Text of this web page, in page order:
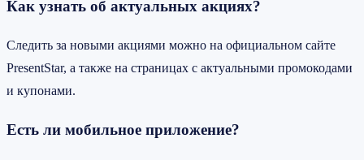
Как узнать об актуальных акциях?
Следить за новыми акциями можно на официальном сайте
PresentStar, а также на страницах с актуальными промокодами
и купонами.
Есть ли мобильное приложение?